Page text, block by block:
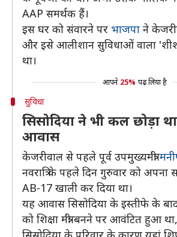
AAP समर्थक हैं।
इस घर को संवारने पर भाजपा ने
और इसे आलीशान सुविधाओं वाला
था।
आपने 25% पढ़ लिया है
सुविधा
सिसोदिया ने भी कल छोड़ा
आवास
केजरीवाल से पहले पूर्व उपमुख्यमंत्री
नवरात्रि के पहले दिन गुरुवार को अपना
AB-17 खाली कर दिया था।
यह आवास सिसोदिया के इस्तीफे के बाद
को शिक्षा मंत्री बनने पर आवंटित हुआ